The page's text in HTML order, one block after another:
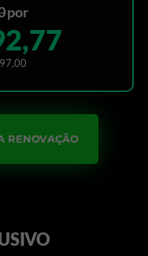
por
RENOVAÇÃO